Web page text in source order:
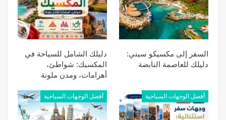
السفر إلى مكسيكو سيتي:
دليلك للعاصمة النابضة
دليلك الشامل للسياحة في
المكسيك: شواطئ،
أهرامات، ومدن ملونة
أفضل الوجهات السياحية أفضل الوجهات السياحية